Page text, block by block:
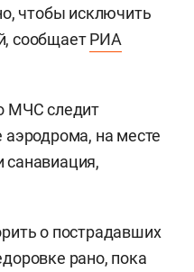
чтобы исключить
сообщаетРИА
МЧС следит
аэродрома, на месте
о пострадавших
рано, пока